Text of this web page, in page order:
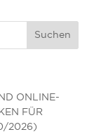
ONLINE-
FÜR
2026)